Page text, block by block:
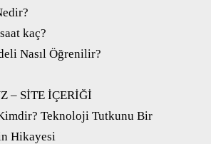
kaç?
Nasıl Öğrenilir?
– SİTE İÇERİĞİ
Teknoloji Tutkunu Bir
Hikayesi